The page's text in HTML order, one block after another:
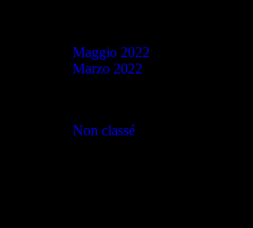
Maggio 2022
Marzo 2022
Non classé